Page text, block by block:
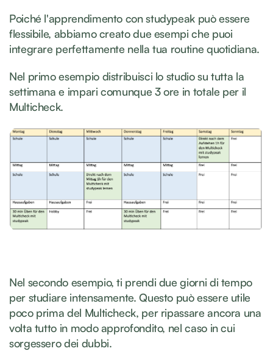
Poiché l'apprendimento con studypeak può essere
flessibile, abbiamo creato due esempi che puoi
integrare perfettamente nella tua routine quotidiana.
Nel primo esempio distribuisci lo studio su tutta la
settimana e impari comunque 3 ore in totale per il
Multicheck.
Nel secondo esempio, ti prendi due giorni di tempo
per studiare intensamente. Questo può essere utile
poco prima del Multicheck, per ripassare ancora una
volta tutto in modo approfondito, nel caso in cui
sorgessero dei dubbi.